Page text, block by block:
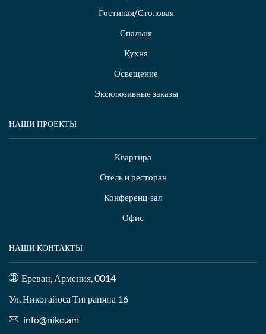
Гостиная/Столовая
Спальня
Кухня
Освещение
Эксклюзивные заказы
НАШИ ПРОЕКТЫ
Квартира
Отель и ресторан
Конференц-зал
Офис
НАШИ КОНТАКТЫ
Ереван, Армения, 0014
Ул. Никогайоса Тиграняна 16
info@niko.am